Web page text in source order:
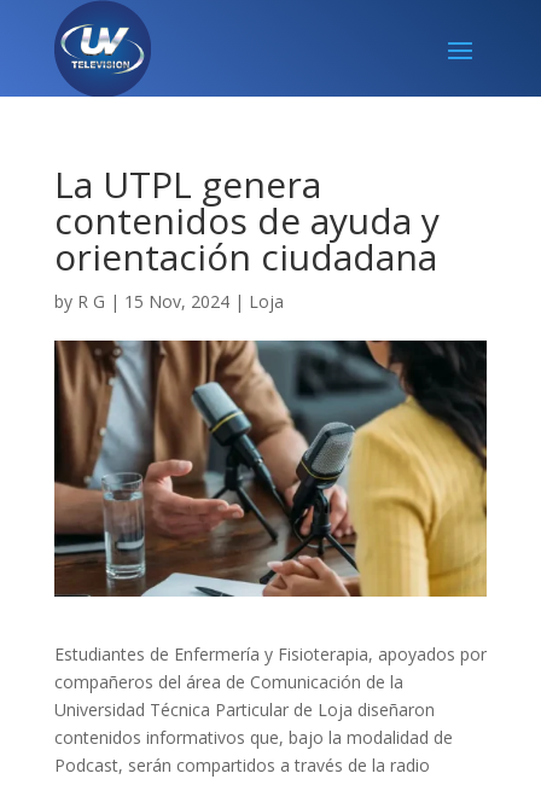
La UTPL genera
contenidos de ayuda y
orientación ciudadana
by R G | 15 Nov, 2024| Loja
Estudiantes de Enfermería y Fisioterapia, apoyados por
compañeros del área de Comunicación de la
Universidad Técnica Particular de Loja diseñaron
contenidos informativos que, bajo la modalidad de
Podcast, serán compartidos a través de la radio